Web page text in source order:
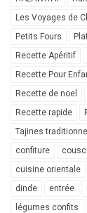
Les Voyages de
Petits Fours
Recette Apéritif
Recette Pour
Recette de noel
Recette rapide
Tajines
confiture
cuisine orientale
dinde
entrée
légumes confits